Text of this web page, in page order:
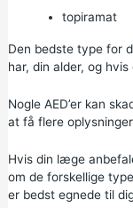
topiramat
Den bedste type for
har, din alder, og
Nogle AED’er kan
at få flere
Hvis din læge
om de forskellige
er bedst egnede til